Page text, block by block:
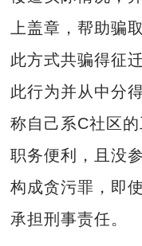
上盖章，帮助骗
此方式共骗得征
此行为并从中分
称自己系C社区
职务便利，且没
构成贪污罪，即
承担刑事责任。